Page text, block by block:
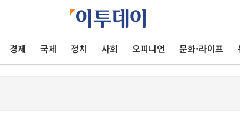
경제 국제 정치 사회 오피니언 문화·라이프